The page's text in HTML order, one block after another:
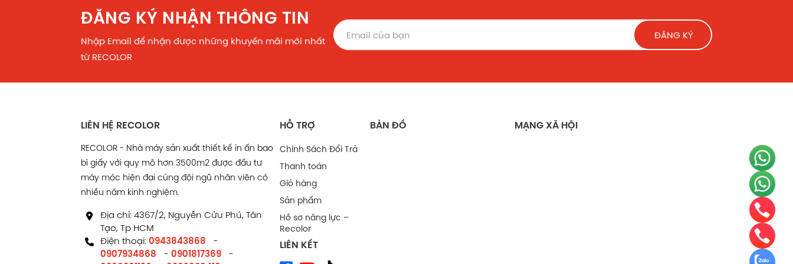
ĐĂNG KÝ NHẬN THÔNG TIN
Nhập Email để nhận được những khuyến mãi mới nhất
từ RECOLOR
ĐĂNG KÝ
LIÊN HỆ RECOLOR
RECOLOR - Nhà máy sản xuất thiết kế in ấn bao
bì giấy với quy mô hơn 3500m2 được đầu tư
máy móc hiện đại cùng đội ngũ nhân viên có
nhiều năm kinh nghiệm.
Địa chỉ: 4367/2, Nguyễn Cửu Phú, Tân
Tạo, Tp HCM
Điện thoại: 0943843868
-
0907934868
- 0901817369
-
HỖ TRỢ
Chính Sách Đổi Trả
Thanh toán
Giỏ hàng
Sản phẩm
Hồ sơ năng lực –
Recolor
LIÊN KẾT
BẢN ĐỒ MẠNG XÃ HỘI